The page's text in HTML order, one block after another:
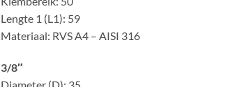
Lengte 1 (L1): 59
Materiaal: RVS A4 – AISI 316
3/8″